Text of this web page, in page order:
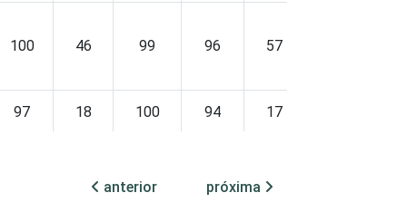
100 46 99 96 57
97 18 100 94 17
anterior próxima